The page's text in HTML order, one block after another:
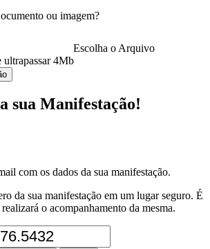
ou imagem?
Escolha o Arquivo
ultrapassar 4Mb
sua Manifestação!
com os dados da sua manifestação.
da sua manifestação em um lugar seguro. É
o acompanhamento da mesma.